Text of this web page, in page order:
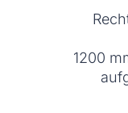
1200